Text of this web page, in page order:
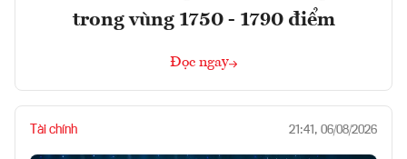
trong vùng 1750 - 1790 điểm
Đọc ngay
Tài chính 21:41, 06/08/2026